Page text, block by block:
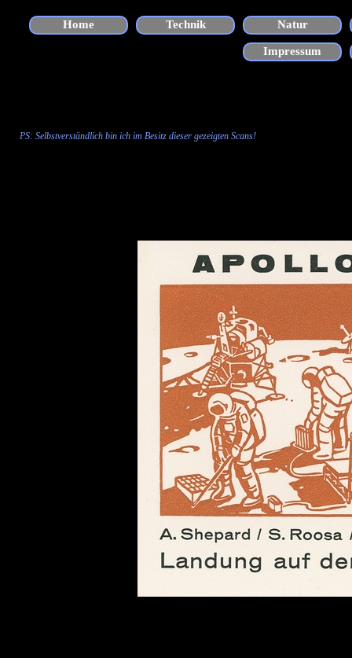
Home Technik ▼
Natur
Impressum
PS: Selbstverständlich bin ich im Besitz dieser gezeigten Scans!